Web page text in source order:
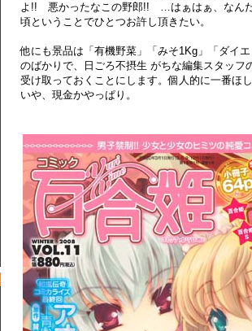
よ!! 悪かったなこの野郎!! …はぁはぁ、なん
頃ということでひとつお許し頂きたい。
他にも景品は「有機野菜」「みそ1Kg」「ダイ
のばかりで、日ごろ不摂生 がちな編集スタッフ
受け取っておくことにします。個人的に一番ほ
いや、現金かやっぱり。